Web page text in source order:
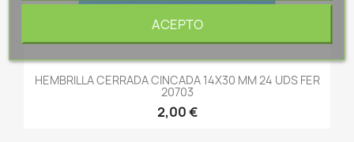
HEMBRILLA CERRADA CINCADA 14X30 MM 24 UDS FER
20703
2,00 €
ACEPTO